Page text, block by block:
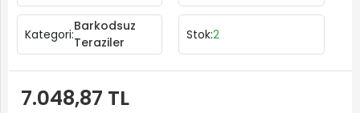
Kategori:
Barkodsuz
Teraziler
Stok:2
7.048,87 TL